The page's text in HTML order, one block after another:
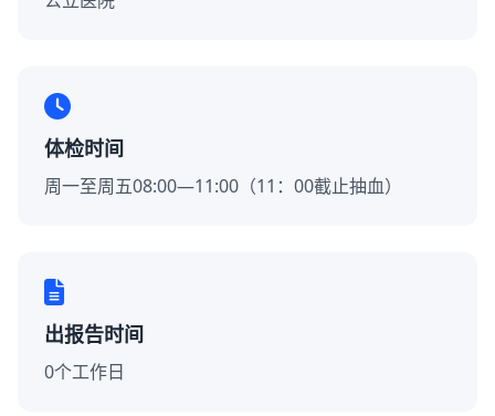
体检时间
周一至周五08:00—11:00（11：00截止抽血）
出报告时间
0个工作日